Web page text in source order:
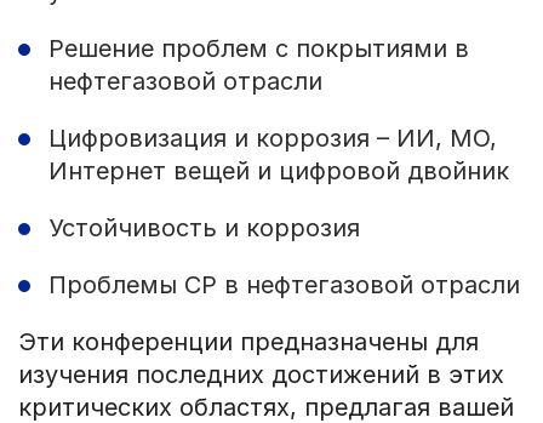
Решение проблем с покрытиями в
нефтегазовой отрасли
Цифровизация и коррозия – ИИ, МО,
Интернет вещей и цифровой двойник
Устойчивость и коррозия
Проблемы CP в нефтегазовой отрасли
Эти конференции предназначены для
изучения последних достижений в этих
критических областях, предлагая вашей